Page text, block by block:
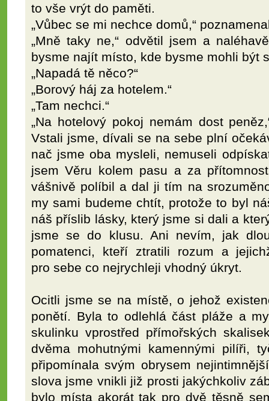
to vše vrýt do paměti.
„Vůbec se mi nechce domů,“
„Mně taky ne,“ odvětil jsem a
bysme najít místo, kde bysme mohli být
„Napadá tě něco?“
„Borový háj za hotelem.“
„Tam nechci.“
„Na hotelový pokoj nemám dost
Vstali jsme, dívali se na sebe plní
nač jsme oba mysleli, nemuseli
jsem Věru kolem pasu a za
vášnivě políbil a dal ji tím na
my sami budeme chtít, protože to byl
náš příslib lásky, který jsme si dali a
jsme se do klusu. Ani nevím, jak
pomatenci, kteří ztratili rozum a
pro sebe co nejrychleji vhodný úkryt.
Ocitli jsme se na místě, o jehož
ponětí. Byla to odlehlá část pláže a
skulinku vprostřed přímořských
dvěma mohutnými kamennými pilíři,
připomínala svým obrysem
slova jsme vnikli již prosti jakýchkoliv
bylo místa akorát tak pro dvě těsně